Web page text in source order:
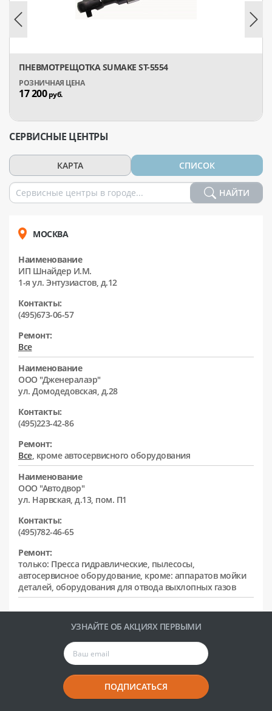
ПНЕВМОТРЕЩОТКА SUMAKE ST-5554
17 200руб.
СЕРВИСНЫЕ ЦЕНТРЫ
КАРТА СПИСОК
НАЙТИ
МОСКВА
Наименование
ИП Шнайдер И.М.
1-я ул. Энтузиастов, д.12
Контакты:
(495)673-06-57
Ремонт:
Все
Наименование
ООО "Дженералаэр"
ул. Домодедовская, д.28
Контакты:
(495)223-42-86
Ремонт:
Все, кроме автосервисного оборудования
Наименование
ООО "Автодвор"
ул. Нарвская, д.13, пом. П1
Контакты:
(495)782-46-65
Ремонт:
только: Пресса гидравлические, пылесосы,
автосервисное оборудование, кроме: аппаратов мойки
деталей, оборудования для отвода выхлопных газов
УЗНАЙТЕ ОБ АКЦИЯХ ПЕРВЫМИ
ПОДПИСАТЬСЯ